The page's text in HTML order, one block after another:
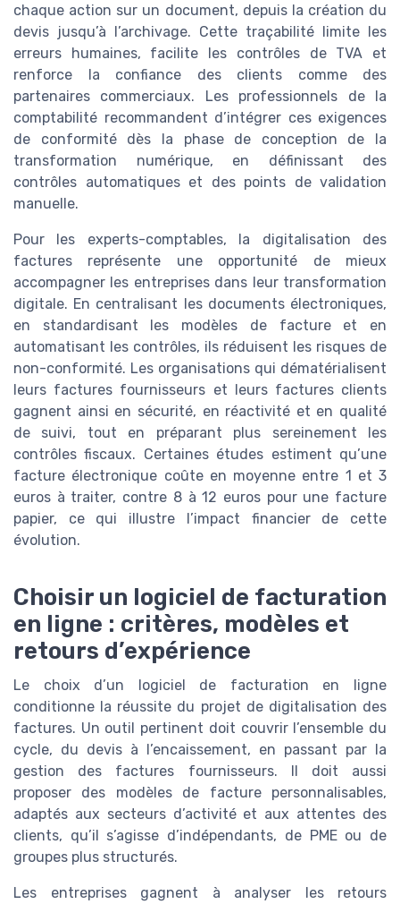
chaque action sur un document, depuis la création du
devis jusqu’à l’archivage. Cette traçabilité limite les
erreurs humaines, facilite les contrôles de TVA et
renforce la confiance des clients comme des
partenaires commerciaux. Les professionnels de la
comptabilité recommandent d’intégrer ces exigences
de conformité dès la phase de conception de la
transformation numérique, en définissant des
contrôles automatiques et des points de validation
manuelle.
Pour les experts-comptables, la digitalisation des
factures représente une opportunité de mieux
accompagner les entreprises dans leur transformation
digitale. En centralisant les documents électroniques,
en standardisant les modèles de facture et en
automatisant les contrôles, ils réduisent les risques de
non-conformité. Les organisations qui dématérialisent
leurs factures fournisseurs et leurs factures clients
gagnent ainsi en sécurité, en réactivité et en qualité
de suivi, tout en préparant plus sereinement les
contrôles fiscaux. Certaines études estiment qu’une
facture électronique coûte en moyenne entre 1 et 3
euros à traiter, contre 8 à 12 euros pour une facture
papier, ce qui illustre l’impact financier de cette
évolution.
Choisir un logiciel de facturation
en ligne : critères, modèles et
retours d’expérience
Le choix d’un logiciel de facturation en ligne
conditionne la réussite du projet de digitalisation des
factures. Un outil pertinent doit couvrir l’ensemble du
cycle, du devis à l’encaissement, en passant par la
gestion des factures fournisseurs. Il doit aussi
proposer des modèles de facture personnalisables,
adaptés aux secteurs d’activité et aux attentes des
clients, qu’il s’agisse d’indépendants, de PME ou de
groupes plus structurés.
Les entreprises gagnent à analyser les retours